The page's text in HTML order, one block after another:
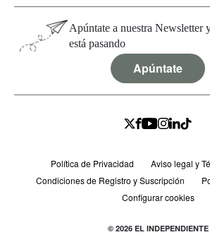
Apúntate a nuestra Newsletter
está pasando
Apúntate
Política de Privacidad
Aviso legal y
Condiciones de Registro y Suscripción
Configurar cookies
© 2026 EL INDEPENDIENTE